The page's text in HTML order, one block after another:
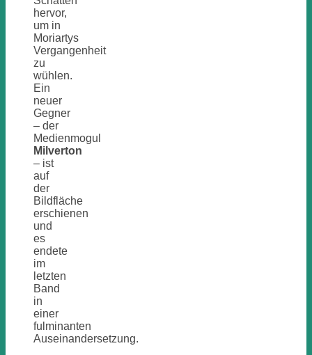
hervor,
um in
Moriartys
Vergangenheit
zu
wühlen.
Ein
neuer
Gegner
– der
Medienmogul
Milverton
– ist
auf
der
Bildfläche
erschienen
und
es
endete
im
letzten
Band
in
einer
fulminanten
Auseinandersetzung.